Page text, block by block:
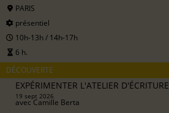
PARIS
présentiel
10h-13h / 14h-17h
6 h.
DÉCOUVERTE
EXPÉRIMENTER L'ATELIER D'ÉCRITURE
19 sept 2026
avecCamille Berta